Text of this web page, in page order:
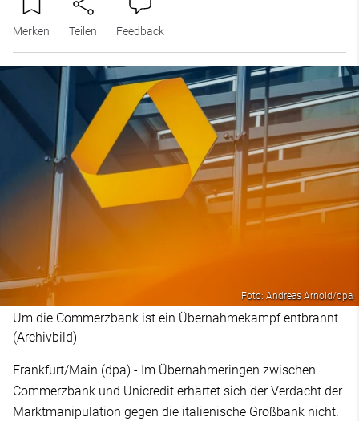
Merken Teilen Feedback
Foto: Andreas Arnold/dpa
Um die Commerzbank ist ein Übernahmekampf entbrannt
(Archivbild)
Frankfurt/Main (dpa) - Im Übernahmeringen zwischen
Commerzbank und Unicredit erhärtet sich der Verdacht der
Marktmanipulation gegen die italienische Großbank nicht.